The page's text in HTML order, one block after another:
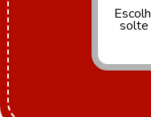
solte